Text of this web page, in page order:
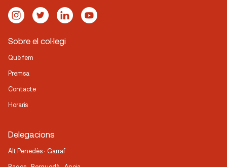
Sobre el col·legi
Què fem
Premsa
Contacte
Horaris
Delegacions
Alt Penedès · Garraf